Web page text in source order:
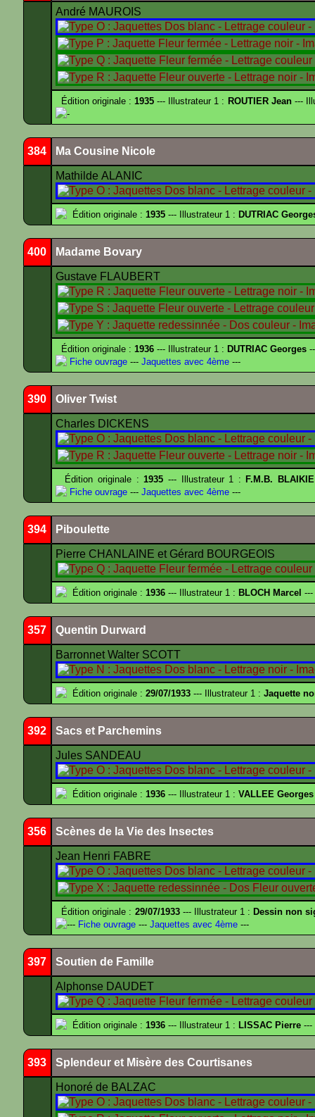
André MAUROIS
Édition originale :1935 --- Illustrateur 1 : ROUTIER Jean---
-
384 Ma Cousine Nicole
Mathilde ALANIC
Édition originale : 1935 --- Illustrateur 1 : DUTRIAC
400 Madame Bovary
Gustave FLAUBERT
Édition originale :1936 --- Illustrateur 1 : DUTRIAC Georges
Fiche ouvrage --- Jaquettes avec 4ème ---
390 Oliver Twist
Charles DICKENS
Édition originale :1935 --- Illustrateur 1 : F.M.B.
Fiche ouvrage --- Jaquettes avec 4ème ---
394 Piboulette
Pierre CHANLAINE et Gérard BOURGEOIS
Édition originale : 1936 --- Illustrateur 1 : BLOCH Marcel ---
357 Quentin Durward
Barronnet Walter SCOTT
Édition originale : 29/07/1933 --- Illustrateur 1 : Jaquette
392 Sacs et Parchemins
Jules SANDEAU
Édition originale : 1936 --- Illustrateur 1 : VALLEE Georges
356 Scènes de la Vie des Insectes
Jean Henri FABRE
Édition originale : 29/07/1933--- Illustrateur 1 : Dessin non
--- Fiche ouvrage --- Jaquettes avec 4ème ---
397 Soutien de Famille
Alphonse DAUDET
Édition originale : 1936 --- Illustrateur 1 : LISSAC Pierre ---
393 Splendeur et Misère des Courtisanes
Honoré de BALZAC